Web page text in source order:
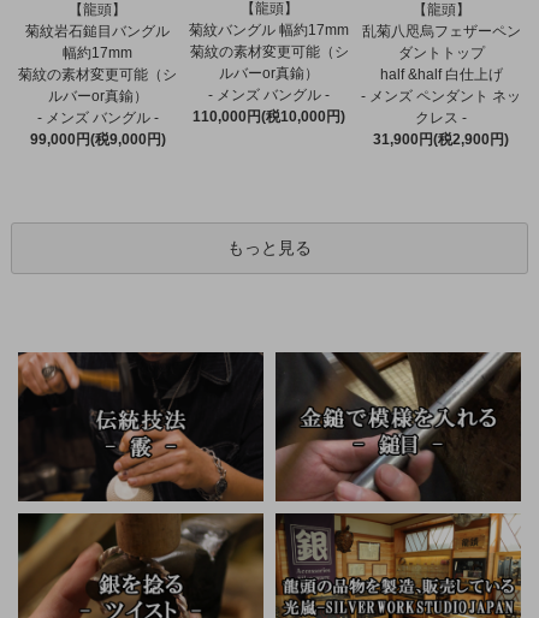
【龍頭】
菊紋岩石鎚目バングル
幅約17mm
菊紋の素材変更可能（シ
ルバーor真鍮）
- メンズ バングル -
99,000円(税9,000円)
【龍頭】
菊紋バングル 幅約17mm
菊紋の素材変更可能（シ
ルバーor真鍮）
- メンズ バングル -
110,000円(税10,000円)
【龍頭】
乱菊八咫烏フェザーペン
ダントトップ
half &half 白仕上げ
- メンズ ペンダント ネッ
クレス -
31,900円(税2,900円)
もっと見る